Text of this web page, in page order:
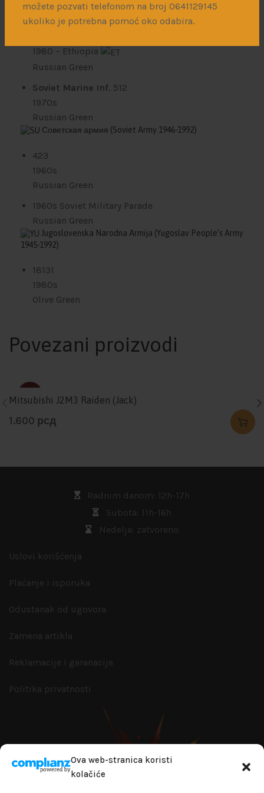
možete pozvati telefonom na broj 0641129145
ukoliko je potrebna pomoć oko odabira.
Ova web-stranica koristi
kolačiće
47 and 1961-92)
1980 – Ethiopia
Russian Green
Soviet Marine Inf. 512
1970s
Russian Green
Советская армия (Soviet Army 1946-1992)
423
1960s
Russian Green
1960s Soviet Military Parade
Russian Green
Jugoslovenska Narodna Armija (Yugoslav People’s Army
1945-1992)
18131
1980s
Olive Green
Povezani proizvodi
SOLD
Mitsubishi J2M3 Raiden (Jack)
1.600 рсд
Radnim danom: 12h-17h
Subota: 11h-16h
Nedelja: zatvoreno
Uslovi korišćenja
Plaćanje i isporuka
Odustanak od ugovora
Zamena artikla
Reklamacije i garanacije
Politika privatnosti